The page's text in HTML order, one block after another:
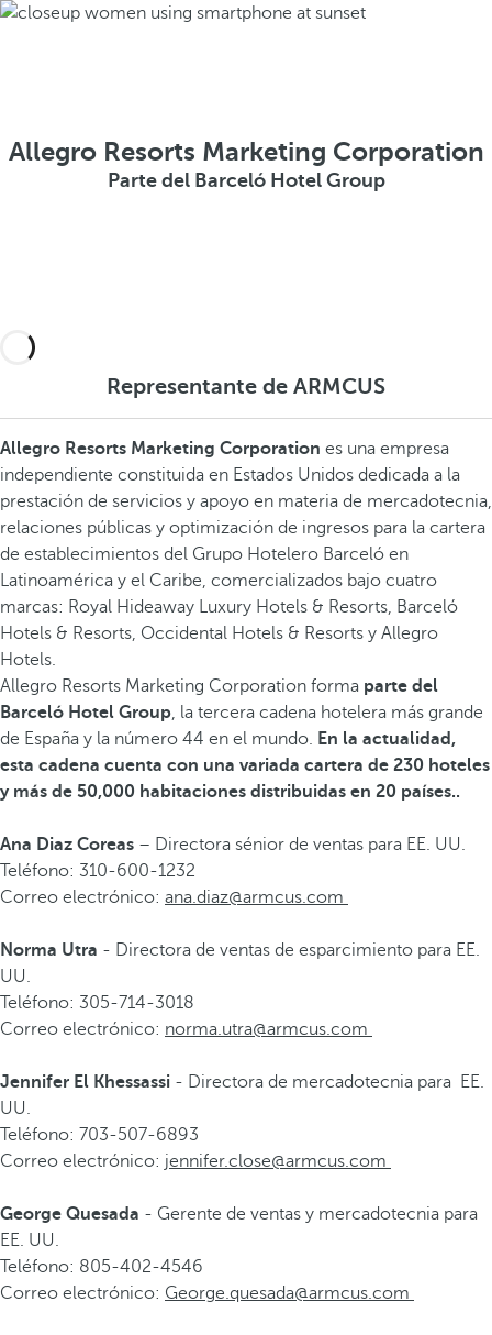
Allegro Resorts Marketing Corporation
Parte del Barceló Hotel Group
Representante de ARMCUS
Allegro Resorts Marketing Corporation es una empresa
independiente constituida en Estados Unidos dedicada a la
prestación de servicios y apoyo en materia de mercadotecnia,
relaciones públicas y optimización de ingresos para la cartera
de establecimientos del Grupo Hotelero Barceló en
Latinoamérica y el Caribe, comercializados bajo cuatro
marcas: Royal Hideaway Luxury Hotels & Resorts, Barceló
Hotels & Resorts, Occidental Hotels & Resorts y Allegro
Hotels.
Allegro Resorts Marketing Corporation forma parte del
Barceló Hotel Group, la tercera cadena hotelera más grande
de España y la número 44 en el mundo. En la actualidad,
esta cadena cuenta con una variada cartera de 230 hoteles
y más de 50,000 habitaciones distribuidas en 20 países..
Ana Diaz Coreas – Directora sénior de ventas para EE. UU.
Teléfono: 310-600-1232
Correo electrónico: ana.diaz@armcus.com
Norma Utra - Directora de ventas de esparcimiento para EE.
UU.
Teléfono: 305-714-3018
Correo electrónico: norma.utra@armcus.com
Jennifer El Khessassi - Directora de mercadotecnia para EE.
UU.
Teléfono: 703-507-6893
Correo electrónico: jennifer.close@armcus.com
George Quesada - Gerente de ventas y mercadotecnia para
EE. UU.
Teléfono: 805-402-4546
Correo electrónico: George.quesada@armcus.com